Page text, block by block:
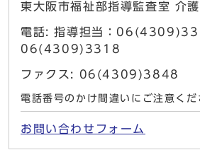
東大阪市福祉部指導監査室 介
電話: 指導担当：
06(4309)3318
ファクス: 06(4309)3848
電話番号のかけ間違いにご注意くだ
お問い合わせフォーム